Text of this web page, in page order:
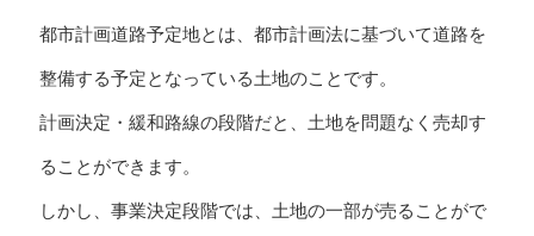
都市計画道路予定地とは、都市計画法に基づいて道路を
整備する予定となっている土地のことです。
計画決定・緩和路線の段階だと、土地を問題なく売却す
ることができます。
しかし、事業決定段階では、土地の一部が売ることがで